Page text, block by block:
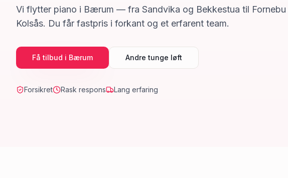
Vi flytter piano i Bærum — fra Sandvika og Bekkestua til Fornebu
Kolsås. Du får fastpris i forkant og et erfarent team.
Få tilbud i Bærum Andre tunge løft
Forsikret Rask respons Lang erfaring